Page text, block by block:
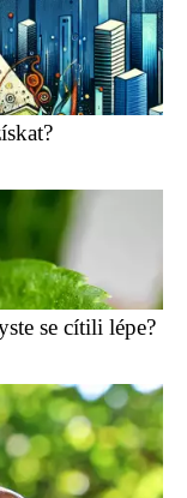
se cítili lépe?